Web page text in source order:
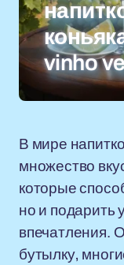
vinho
В мире
множество
которые
но и подарить
впечатления.
бутылку,